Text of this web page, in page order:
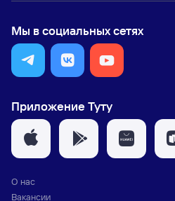
Мы в социальных сетях
Приложение Туту
О нас
Вакансии